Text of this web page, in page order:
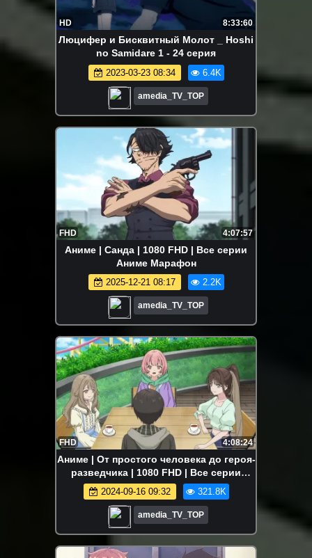
HD 8:33:60
Люцифер и Бисквитный Молот _ Hoshi
no Samidare 1 - 24 серия
2023-03-23 08:34 6.4K
amedia_TV_TOP
FHD 4:07:57
Аниме | Санда | 1080 FHD | Все серии
Аниме Марафон
2025-12-21 08:17 2.2K
amedia_TV_TOP
FHD 4:08:24
Аниме | От простого человека до героя-
разведчика | 1080 FHD | Все серии
Аниме Марафон
2024-09-16 09:32 321.8K
amedia_TV_TOP